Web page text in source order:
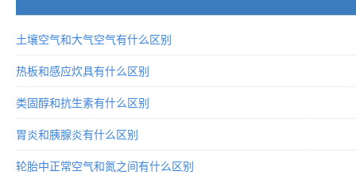
土壤空气和大气空气有什么区别
热板和感应炊具有什么区别
类固醇和抗生素有什么区别
胃炎和胰腺炎有什么区别
轮胎中正常空气和氮之间有什么区别